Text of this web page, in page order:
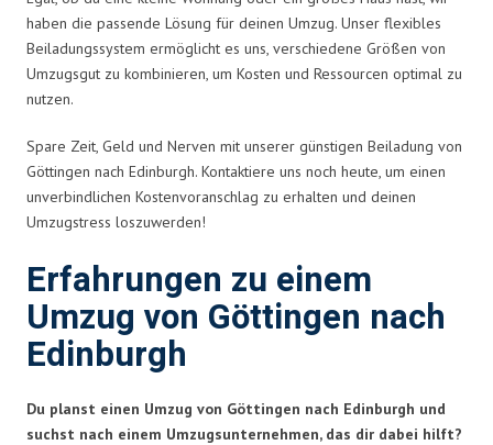
haben die passende Lösung für deinen Umzug. Unser flexibles
Beiladungssystem ermöglicht es uns, verschiedene Größen von
Umzugsgut zu kombinieren, um Kosten und Ressourcen optimal zu
nutzen.
Spare Zeit, Geld und Nerven mit unserer günstigen Beiladung von
Göttingen nach Edinburgh. Kontaktiere uns noch heute, um einen
unverbindlichen Kostenvoranschlag zu erhalten und deinen
Umzugstress loszuwerden!
Erfahrungen zu einem
Umzug von Göttingen nach
Edinburgh
Du planst einen Umzug von Göttingen nach Edinburgh und
suchst nach einem Umzugsunternehmen, das dir dabei hilft?